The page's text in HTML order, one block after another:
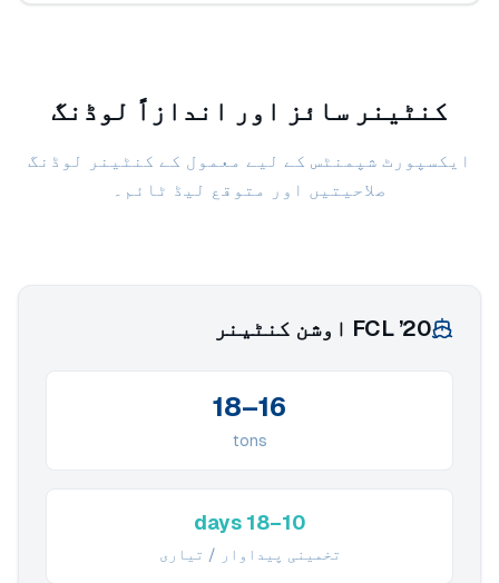
کنٹینر سائز اور اندازاً لوڈنگ
ایکسپورٹ شپمنٹس کے لیے معمول کے کنٹینر لوڈنگ
صلاحیتیں اور متوقع لیڈ ٹائم۔
20’ FCL اوشن کنٹینر
16–18
tons
10–18 days
تخمینی پیداوار / تیاری